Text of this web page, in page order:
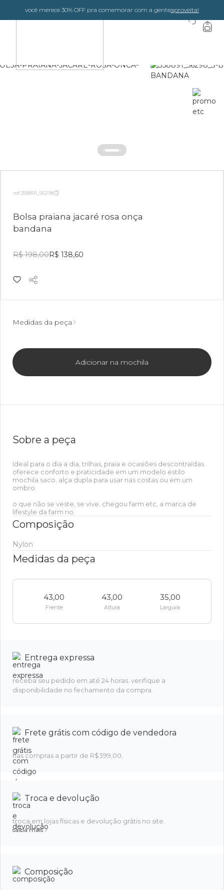
você merece 30% OFF pra comemorar com a genteaproveita!
ref 358891_56298
Bolsa praiana jacaré rosa onça
bandana
R$ 198,00R$ 138,60
Medidas da peça
Adicionar na mochila
Sobre a peça
Ideal para o dia a dia, trilhas, praia e ocasiões descontraídas.
oferece conforto e praticidade em um modelo estilo
mochila saco. alça dupla para usar nas costas ou em um
ombro.
o que não se veste, se vive. chegou farm etc, a marca de
lifestyle da farm rio.
Composição
Nylon
Medidas da peça
43,00
Frente
43,00
Altura
35,00
Largura
Entrega expressa
receba seu pedido em até 24 horas. verifique a
disponibilidade no fechamento da compra.
Frete grátis com código de vendedora
nas compras a partir de R$399,00.
Troca e devolução
troca em lojas físicas e devolução grátis no site.
saiba mais
Composição